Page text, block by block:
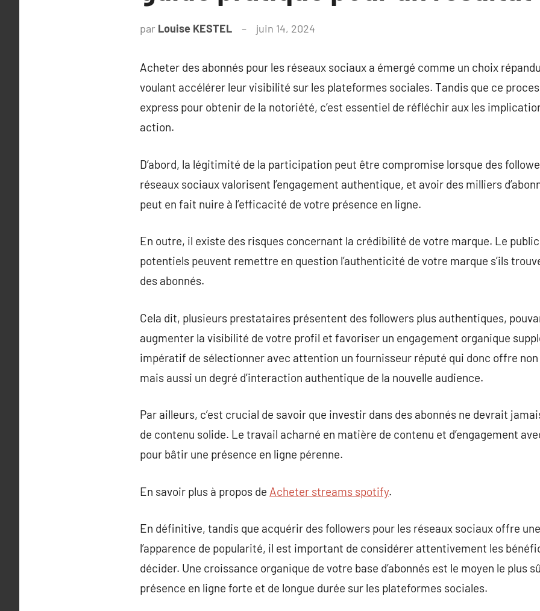
par Louise KESTEL juin 14, 2024
Acheter des abonnés pour les réseaux sociaux a émergé comme un choix
voulant accélérer leur visibilité sur les plateformes sociales. Tandis que ce
express pour obtenir de la notoriété, c’est essentiel de réfléchir aux les
action.
D’abord, la légitimité de la participation peut être compromise lorsque des
réseaux sociaux valorisent l’engagement authentique, et avoir des milliers
peut en fait nuire à l’efficacité de votre présence en ligne.
En outre, il existe des risques concernant la crédibilité de votre marque. Le
potentiels peuvent remettre en question l’authenticité de votre marque s’ils
des abonnés.
Cela dit, plusieurs prestataires présentent des followers plus authentiques,
augmenter la visibilité de votre profil et favoriser un engagement organique
impératif de sélectionner avec attention un fournisseur réputé qui donc offre
mais aussi un degré d’interaction authentique de la nouvelle audience.
Par ailleurs, c’est crucial de savoir que investir dans des abonnés ne devrait
de contenu solide. Le travail acharné en matière de contenu et d’engagement
pour bâtir une présence en ligne pérenne.
En savoir plus à propos de Acheter streams spotify.
En définitive, tandis que acquérir des followers pour les réseaux sociaux offre
l’apparence de popularité, il est important de considérer attentivement les
décider. Une croissance organique de votre base d’abonnés est le moyen le plus
présence en ligne forte et de longue durée sur les plateformes sociales.